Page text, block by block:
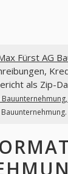
Fürst AG
als Zip-